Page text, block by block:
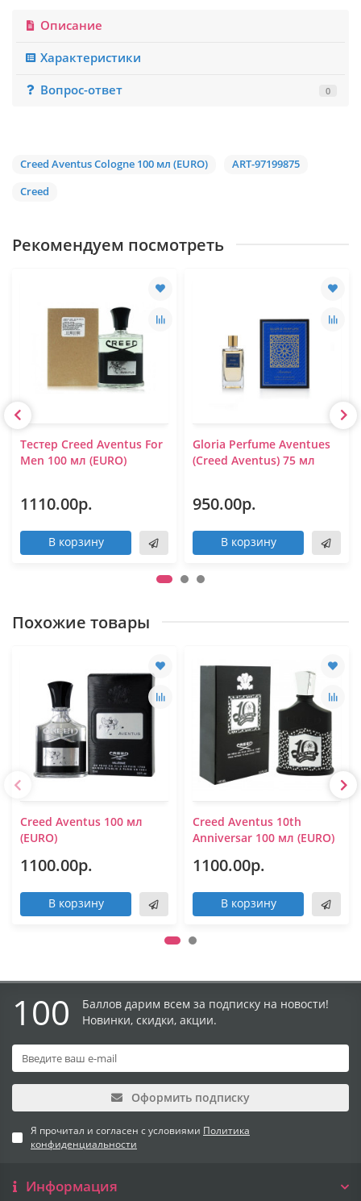
Описание
Характеристики
Вопрос-ответ
0
Creed Aventus Cologne 100 мл (EURO)
ART-97199875
Creed
Рекомендуем посмотреть
Тестер Creed Aventus For
Men 100 мл (EURO)
1110.00р.
В корзину
Gloria Perfume Aventues
(Creed Aventus) 75 мл
950.00р.
В корзину
Похожие товары
Creed Aventus 100 мл
(EURO)
1100.00р.
В корзину
Creed Aventus 10th
Anniversar 100 мл (EURO)
1100.00р.
В корзину
100
Баллов дарим всем за подписку на новости!
Новинки, скидки, акции.
Оформить подписку
Я прочитал и согласен с условиями Политика
конфиденциальности
Информация